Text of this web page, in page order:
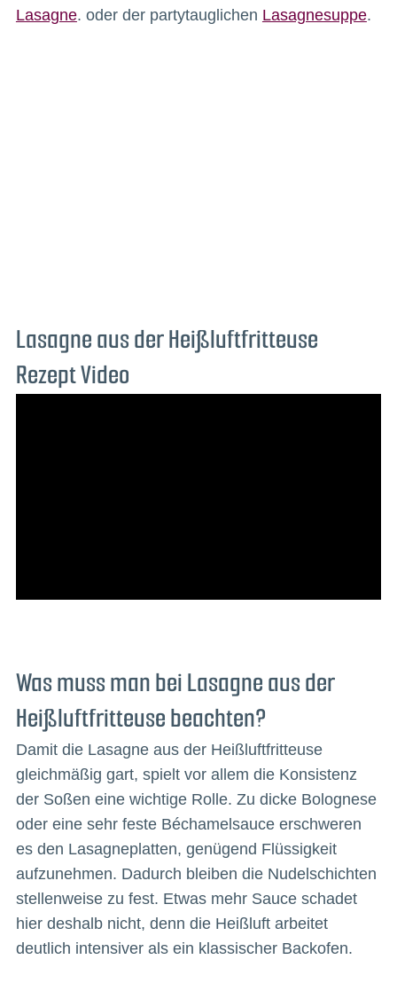
Lasagne. oder der partytauglichen Lasagnesuppe.
Lasagne aus der Heißluftfritteuse
Rezept Video
Was muss man bei Lasagne aus der
Heißluftfritteuse beachten?
Damit die Lasagne aus der Heißluftfritteuse
gleichmäßig gart, spielt vor allem die Konsistenz
der Soßen eine wichtige Rolle. Zu dicke Bolognese
oder eine sehr feste Béchamelsauce erschweren
es den Lasagneplatten, genügend Flüssigkeit
aufzunehmen. Dadurch bleiben die Nudelschichten
stellenweise zu fest. Etwas mehr Sauce schadet
hier deshalb nicht, denn die Heißluft arbeitet
deutlich intensiver als ein klassischer Backofen.